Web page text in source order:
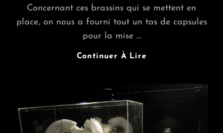
Concernant ces brassins qui se mettent en
place, on nous a fourni tout un tas de capsules
pour la mise …
Continuer À LireCherche
Habiter